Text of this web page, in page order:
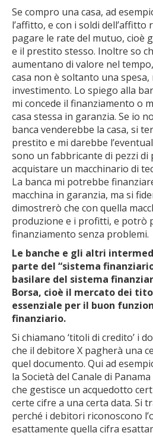
Se compro una casa, ad
l’affitto, e con i soldi
pagare le rate del mutuo, cioè
e il prestito stesso. Inoltre so
aumentano di valore nel
casa non è soltanto una
investimento. Lo spiego alla
mi concede il finanziamento o
casa stessa in garanzia. Se io
banca venderebbe la casa, si
prestito e mi darebbe
sono un fabbricante di pezzi di
acquistare un macchinario di
La banca mi potrebbe
macchina in garanzia, ma si
dimostrerò che con quella
produzione e i profitti, e potrò
finanziamento senza problemi.
Le banche e gli altri
parte del “sistema
basilare del sistema
Borsa, cioè il mercato dei
essenziale per il buon
finanziario.
Si chiamano ‘titoli di credito’ i
che il debitore X pagherà una
quel documento. Qui ad
la Società del Canale di
che gestisce un acquedotto
certe cifre a una certa data. Si
perché i debitori riconoscono
esattamente quella cifra